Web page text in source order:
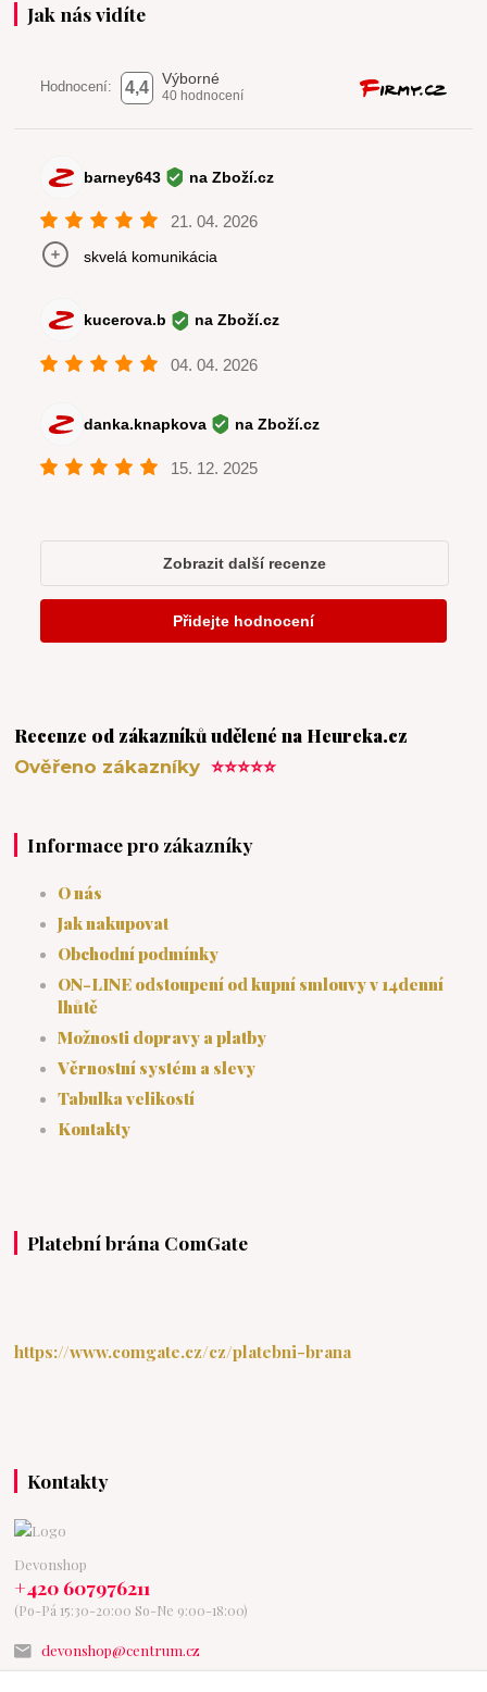
Jak nás vidíte
Recenze od zákazníků udělené na Heureka.cz
Ověřeno zákazníky⭐⭐⭐⭐⭐
Informace pro zákazníky
O nás
Jak nakupovat
Obchodní podmínky
ON-LINE odstoupení od kupní smlouvy v 14denní
lhůtě
Možnosti dopravy a platby
Věrnostní systém a slevy
Tabulka velikostí
Kontakty
Platební brána ComGate
https://www.comgate.cz/cz/platebni-brana
Kontakty
Devonshop
+420 607976211
(Po-Pá 15:30-20:00 So-Ne 9:00-18:00)
devonshop@centrum.cz